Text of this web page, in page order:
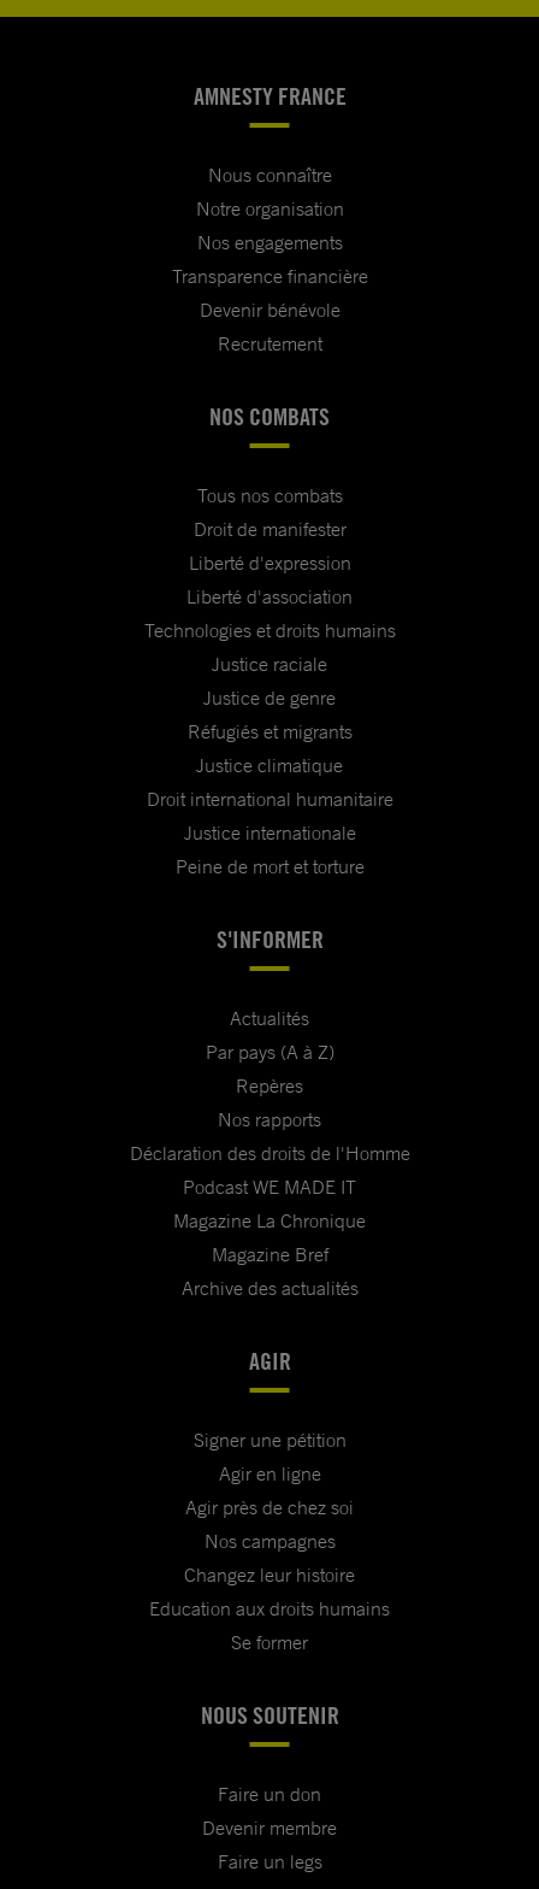
AMNESTY FRANCE
Nous connaître
Notre organisation
Nos engagements
Transparence financière
Devenir bénévole
Recrutement
NOS COMBATS
Tous nos combats
Droit de manifester
Liberté d'expression
Liberté d'association
Technologies et droits humains
Justice raciale
Justice de genre
Réfugiés et migrants
Justice climatique
Droit international humanitaire
Justice internationale
Peine de mort et torture
S'INFORMER
Actualités
Par pays (A à Z)
Repères
Nos rapports
Déclaration des droits de l'Homme
Podcast WE MADE IT
Magazine La Chronique
Magazine Bref
Archive des actualités
AGIR
Signer une pétition
Agir en ligne
Agir près de chez soi
Nos campagnes
Changez leur histoire
Education aux droits humains
Se former
NOUS SOUTENIR
Faire un don
Devenir membre
Faire un legs